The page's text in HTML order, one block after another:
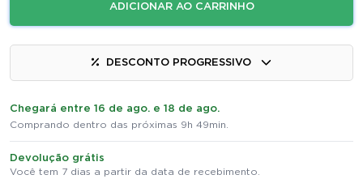
ADICIONAR AO CARRINHO
DESCONTO PROGRESSIVO
Chegará entre 16 de ago. e 18 de ago.
Comprando dentro das próximas 9h 49min.
Devolução grátis
Você tem 7 dias a partir da data de recebimento.